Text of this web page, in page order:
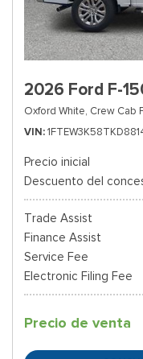
2026 Ford F-
Oxford White, Crew Cab
VIN
Precio inicial
Descuento del
Trade Assist
Finance Assist
Service Fee
Electronic Filing Fee
Precio de venta